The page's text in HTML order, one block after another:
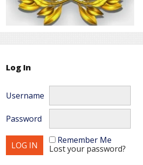
Log In
Username
Password
Remember Me
Lost your password?